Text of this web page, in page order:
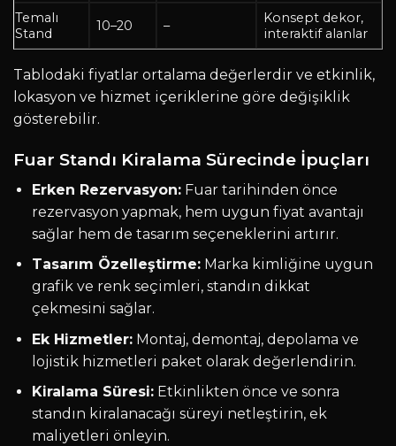
Temalı
Stand
10–20 –
Konsept dekor,
interaktif alanlar
Tablodaki fiyatlar ortalama değerlerdir ve etkinlik,
lokasyon ve hizmet içeriklerine göre değişiklik
gösterebilir.
Fuar Standı Kiralama Sürecinde İpuçları
Erken Rezervasyon:Fuar tarihinden önce
rezervasyon yapmak, hem uygun fiyat avantajı
sağlar hem de tasarım seçeneklerini artırır.
Tasarım Özelleştirme:Marka kimliğine uygun
grafik ve renk seçimleri, standın dikkat
çekmesini sağlar.
Ek Hizmetler:Montaj, demontaj, depolama ve
lojistik hizmetleri paket olarak değerlendirin.
Kiralama Süresi:Etkinlikten önce ve sonra
standın kiralanacağı süreyi netleştirin, ek
maliyetleri önleyin.